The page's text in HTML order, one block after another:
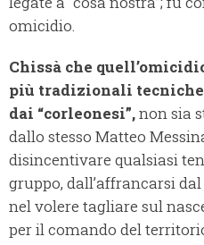
omicidio.
Chissà che
più tradizionali
dai “corleonesi”,non sia
dallo stesso Matteo
disincentivare qualsiasi
gruppo, dall’affrancarsi
nel volere tagliare sul
per il comando del